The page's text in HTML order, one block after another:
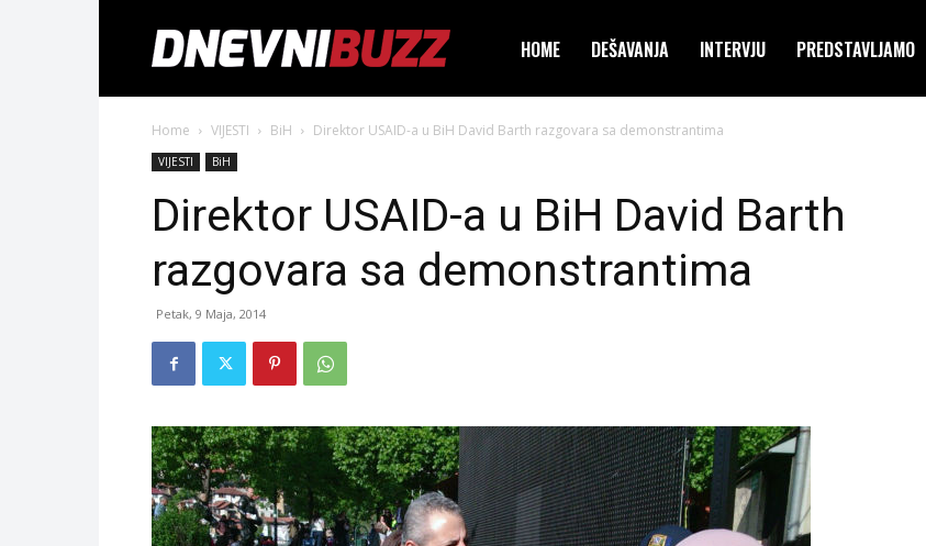
HOME DEŠAVANJA INTERVJU PREDSTAVLJAMO
Home VIJESTI BiH Direktor USAID-a u BiH David Barth razgovara sa demonstrantima
VIJESTI BiH
Direktor USAID-a u BiH David Barth
razgovara sa demonstrantima
Petak, 9 Maja, 2014